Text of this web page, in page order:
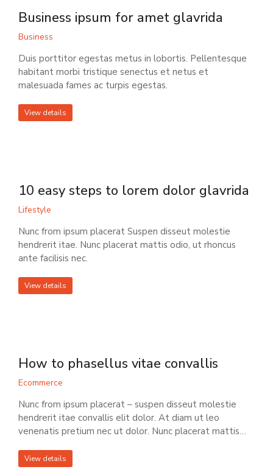
Business ipsum for amet glavrida
Business
Duis porttitor egestas metus in lobortis. Pellentesque
habitant morbi tristique senectus et netus et
malesuada fames ac turpis egestas.
View details
10 easy steps to lorem dolor glavrida
Lifestyle
Nunc from ipsum placerat Suspen disseut molestie
hendrerit itae. Nunc placerat mattis odio, ut rhoncus
ante facilisis nec.
View details
How to phasellus vitae convallis
Ecommerce
Nunc from ipsum placerat – suspen disseut molestie
hendrerit itae convallis elit dolor. At diam ut leo
venenatis pretium nec ut dolor. Nunc placerat mattis…
View details